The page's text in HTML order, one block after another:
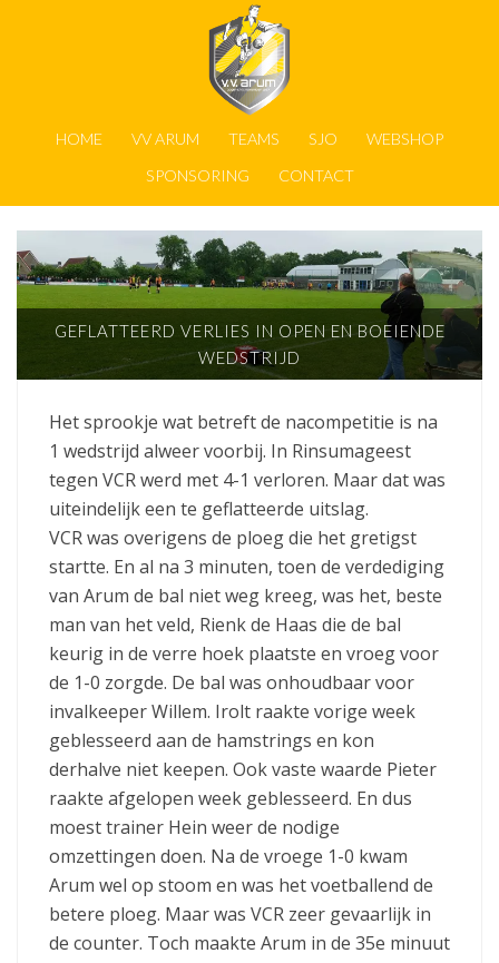
HOME VV ARUM TEAMS SJO
WEBSHOP
SPONSORING
CONTACT
GEFLATTEERD VERLIES IN OPEN EN BOEIENDE
WEDSTRIJD
Het sprookje wat betreft de nacompetitie is na
1 wedstrijd alweer voorbij. In Rinsumageest
tegen VCR werd met 4-1 verloren. Maar dat was
uiteindelijk een te geflatteerde uitslag.
VCR was overigens de ploeg die het gretigst
startte. En al na 3 minuten, toen de verdediging
van Arum de bal niet weg kreeg, was het, beste
man van het veld, Rienk de Haas die de bal
keurig in de verre hoek plaatste en vroeg voor
de 1-0 zorgde. De bal was onhoudbaar voor
invalkeeper Willem. Irolt raakte vorige week
geblesseerd aan de hamstrings en kon
derhalve niet keepen. Ook vaste waarde Pieter
raakte afgelopen week geblesseerd. En dus
moest trainer Hein weer de nodige
omzettingen doen. Na de vroege 1-0 kwam
Arum wel op stoom en was het voetballend de
betere ploeg. Maar was VCR zeer gevaarlijk in
de counter. Toch maakte Arum in de 35e minuut